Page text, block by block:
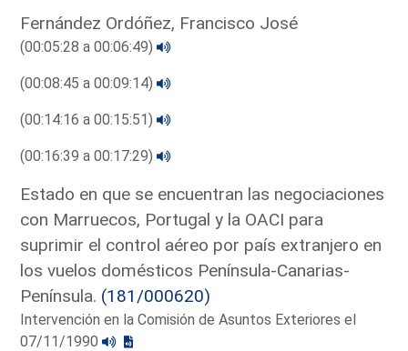
Fernández Ordóñez, Francisco José
(00:05:28 a 00:06:49)
(00:08:45 a 00:09:14)
(00:14:16 a 00:15:51)
(00:16:39 a 00:17:29)
Estado en que se encuentran las negociaciones
con Marruecos, Portugal y la OACI para
suprimir el control aéreo por país extranjero en
los vuelos domésticos Península-Canarias-
Península. (181/000620)
Intervención en la Comisión de Asuntos Exteriores el
07/11/1990